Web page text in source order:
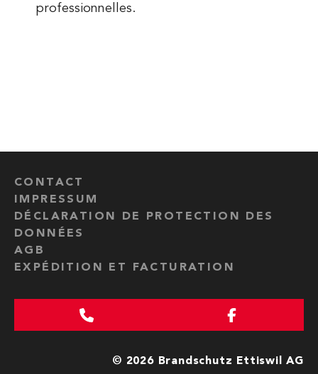
professionnelles.
© 2026 Brandschutz Ettiswil AG
CONTACT
IMPRESSUM
DÉCLARATION DE PROTECTION DES
DONNÉES
AGB
EXPÉDITION ET FACTURATION